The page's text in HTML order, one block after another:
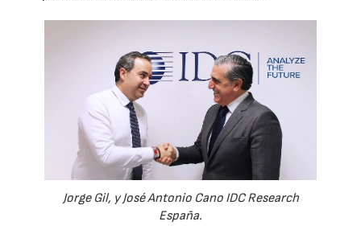
Jorge Gil, y José Antonio Cano IDC Research
España.